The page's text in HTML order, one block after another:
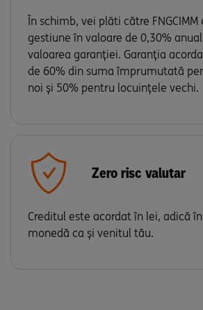
În schimb, vei plăti către
gestiune în valoare de 0,30%
valoarea garanţiei. Garanția
de 60% din suma împrumutată
noi și 50% pentru locuințele vechi.
Zero risc valutar
Creditul este acordat în lei, adică
monedă ca și venitul tău.